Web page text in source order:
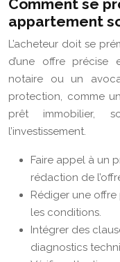
Comment se
appartement
L’acheteur doit se
d’une offre précise
notaire ou un
protection, comme
prêt immobilier,
l’investissement.
Faire appel à un
rédaction de
Rédiger une
les conditions.
Intégrer des
diagnostics